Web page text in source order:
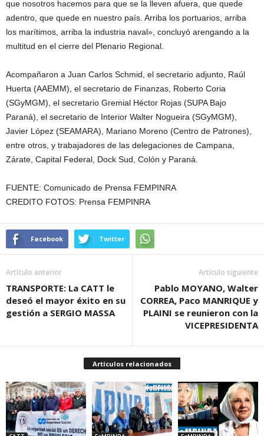
que nosotros hacemos para que se la lleven afuera, que quede
adentro, que quede en nuestro país. Arriba los portuarios, arriba
los marítimos, arriba la industria naval», concluyó arengando a la
multitud en el cierre del Plenario Regional.
Acompañaron a Juan Carlos Schmid, el secretario adjunto, Raúl
Huerta (AAEMM), el secretario de Finanzas, Roberto Coria
(SGyMGM), el secretario Gremial Héctor Rojas (SUPA Bajo
Paraná), el secretario de Interior Walter Nogueira (SGyMGM),
Javier López (SEAMARA), Mariano Moreno (Centro de Patrones),
entre otros, y trabajadores de las delegaciones de Campana,
Zárate, Capital Federal, Dock Sud, Colón y Paraná.
FUENTE: Comunicado de Prensa FEMPINRA
CREDITO FOTOS: Prensa FEMPINRA
Facebook Twitter
Artículo anterior
TRANSPORTE: La CATT le
deseó el mayor éxito en su
gestión a SERGIO MASSA
Artículo siguiente
Pablo MOYANO, Walter
CORREA, Paco MANRIQUE y
PLAINI se reunieron con la
VICEPRESIDENTA
Artículos relacionados